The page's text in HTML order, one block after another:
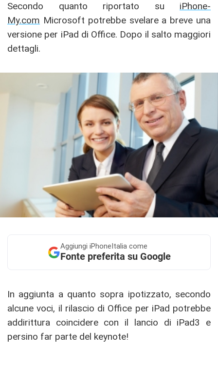
Secondo quanto riportato su iPhone-
My.com Microsoft potrebbe svelare a breve una
versione per iPad di Office. Dopo il salto maggiori
dettagli.
Aggiungi iPhoneItalia come
Fonte preferita su Google
In aggiunta a quanto sopra ipotizzato, secondo
alcune voci, il rilascio di Office per iPad potrebbe
addirittura coincidere con il lancio di iPad3 e
persino far parte del keynote!